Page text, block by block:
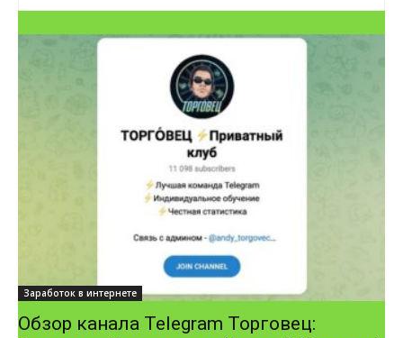
Заработок в интернете
Обзор канала Telegram Торговец: